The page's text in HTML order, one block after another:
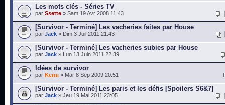
Les mots clés - Séries TV
par Ssette » Sam 19 Avr 2008 11:43
[Survivor - Terminé] Les vacheries faites par House
par Jack » Dim 3 Juil 2011 21:43
[Survivor - Terminé] Les vacheries subies par House
par Jack » Lun 13 Juin 2011 22:39
Idées de survivor
par Kerni » Mar 8 Sep 2009 20:51
[Survivor - Terminé] Les paris et les défis [Spoilers S6&7]
par Jack » Jeu 19 Mai 2011 23:05